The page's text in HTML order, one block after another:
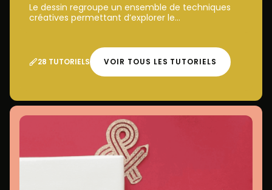
Le dessin regroupe un ensemble de techniques
créatives permettant d’explorer le...
28 TUTORIELS VOIR TOUS LES TUTORIELS